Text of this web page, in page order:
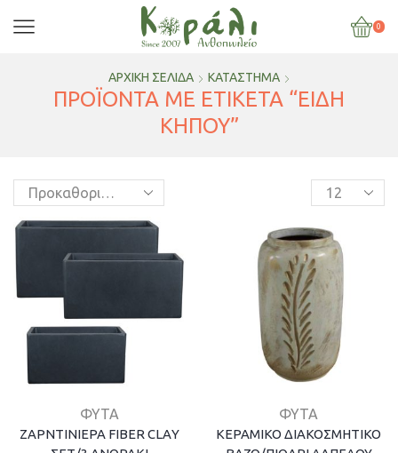
0
ΑΡΧΙΚΉ ΣΕΛΊΔΑ ΚΑΤΆΣΤΗΜΑ
ΠΡΟΪΌΝΤΑ ΜΕ ΕΤΙΚΈΤΑ “ΕΙΔΗ
ΚΗΠΟΥ”
ΦΥΤΑ
ΖΑΡΝΤΙΝΙΕΡΑ FIBER CLAΥ
ΦΥΤΑ
ΚΕΡΑΜΙΚΟ ΔΙΑΚΟΣΜΗΤΙΚΟ